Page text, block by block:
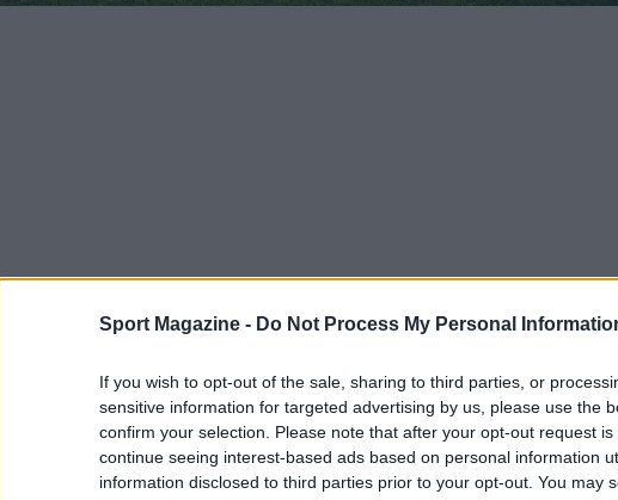
Sport Magazine - Do Not Process My Personal
If you wish to opt-out of the sale, sharing to third parties, or
sensitive information for targeted advertising by us, please use the
confirm your selection. Please note that after your opt-out request
continue seeing interest-based ads based on personal information
information disclosed to third parties prior to your opt-out. You may